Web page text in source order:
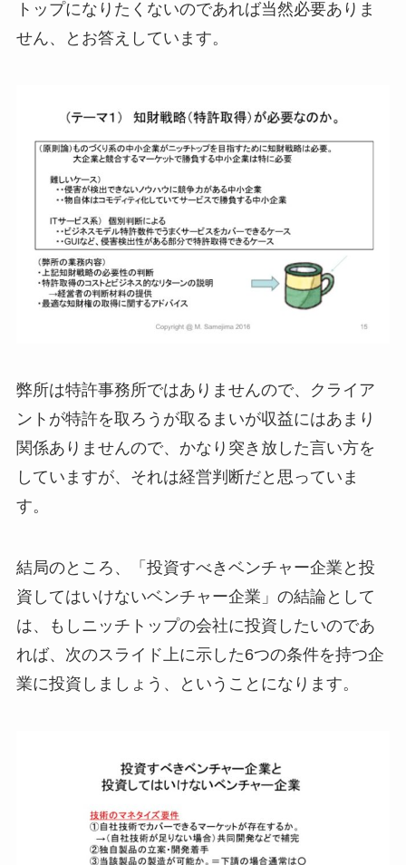
トップになりたくないのであれば当然必要ありま
せん、とお答えしています。
弊所は特許事務所ではありませんので、クライア
ントが特許を取ろうが取るまいが収益にはあまり
関係ありませんので、かなり突き放した言い方を
していますが、それは経営判断だと思っていま
す。
結局のところ、「投資すべきベンチャー企業と投
資してはいけないベンチャー企業」の結論として
は、もしニッチトップの会社に投資したいのであ
れば、次のスライド上に示した6つの条件を持つ企
業に投資しましょう、ということになります。